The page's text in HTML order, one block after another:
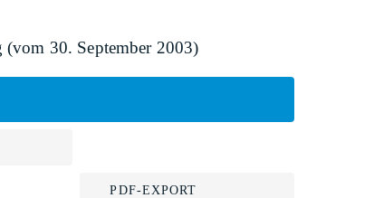
(vom 30. September 2003)
PDF-EXPORT